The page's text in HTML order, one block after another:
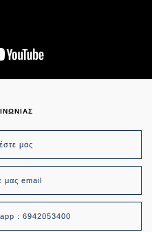
μας
μας email
: 6942053400